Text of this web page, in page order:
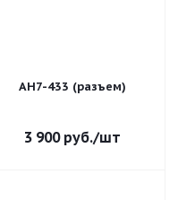
АН7-433 (разъем)
3 900руб./шт